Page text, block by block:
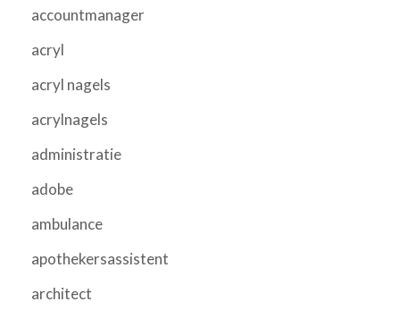
accountmanager
acryl
acryl nagels
acrylnagels
administratie
adobe
ambulance
apothekersassistent
architect